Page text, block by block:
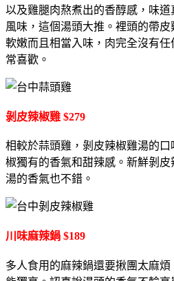
以及雞腿肉熬煮出的香醇感，味
風味，這個湯頭大推。裡頭的帶
軟嫩而且相當入味，肉完全沒有
常喜歡。
剝皮辣椒雞 $279
相較於蒜頭雞，剝皮辣椒雞湯的
椒獨有的香氣和甜辣感。新鮮剝
湯的香氣也不錯。
川味麻辣鍋 $189
多人食用的麻辣鍋還要揪團太麻